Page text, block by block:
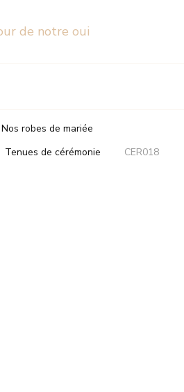
Nos robes de mariée
Tenues de cérémonie CER018